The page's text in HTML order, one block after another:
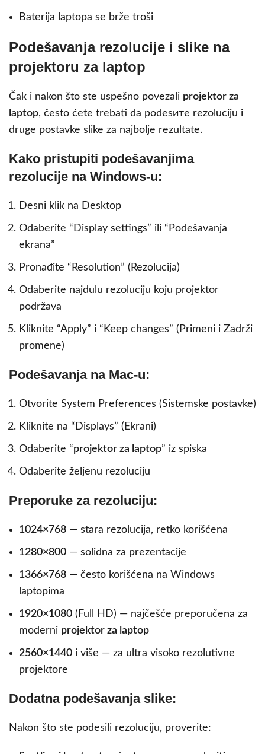
Baterija laptopa se brže troši
Podešavanja rezolucije i slike na
projektoru za laptop
Čak i nakon što ste uspešno povezali projektor za
laptop, često ćete trebati da podesите rezoluciju i
druge postavke slike za najbolje rezultate.
Kako pristupiti podešavanjima
rezolucije na Windows-u:
Desni klik na Desktop
Odaberite “Display settings” ili “Podešavanja
ekrana”
Pronađite “Resolution” (Rezolucija)
Odaberite najdulu rezoluciju koju projektor
podržava
Kliknite “Apply” i “Keep changes” (Primeni i Zadrži
promene)
Podešavanja na Mac-u:
Otvorite System Preferences (Sistemske postavke)
Kliknite na “Displays” (Ekrani)
Odaberite “projektor za laptop” iz spiska
Odaberite željenu rezoluciju
Preporuke za rezoluciju:
1024×768 — stara rezolucija, retko korišćena
1280×800 — solidna za prezentacije
1366×768 — često korišćena na Windows
laptopima
1920×1080 (Full HD) — najčešće preporučena za
moderni projektor za laptop
2560×1440 i više — za ultra visoko rezolutivne
projektore
Dodatna podešavanja slike:
Nakon što ste podesili rezoluciju, proverite: